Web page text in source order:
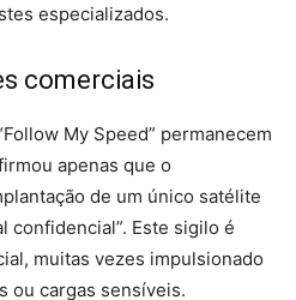
especializados.
comerciais
My Speed” permanecem
apenas que o
de um único satélite
confidencial”. Este sigilo é
muitas vezes impulsionado
ou cargas sensíveis.